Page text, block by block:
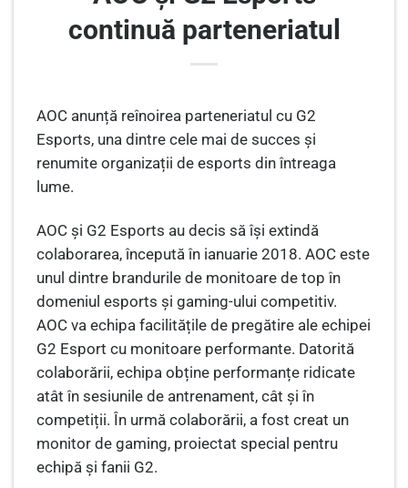
continuă parteneriatul
AOC anunță reînoirea parteneriatul cu G2
Esports, una dintre cele mai de succes și
renumite organizații de esports din întreaga
lume.
AOC și G2 Esports au decis să își extindă
colaborarea, începută în ianuarie 2018. AOC este
unul dintre brandurile de monitoare de top în
domeniul esports și gaming-ului competitiv.
AOC va echipa facilitățile de pregătire ale echipei
G2 Esport cu monitoare performante. Datorită
colaborării, echipa obține performanțe ridicate
atât în sesiunile de ​​antrenament, cât și în
competiții. În urmă colaborării, a fost creat un
monitor de gaming, proiectat special pentru
echipă și fanii G2.